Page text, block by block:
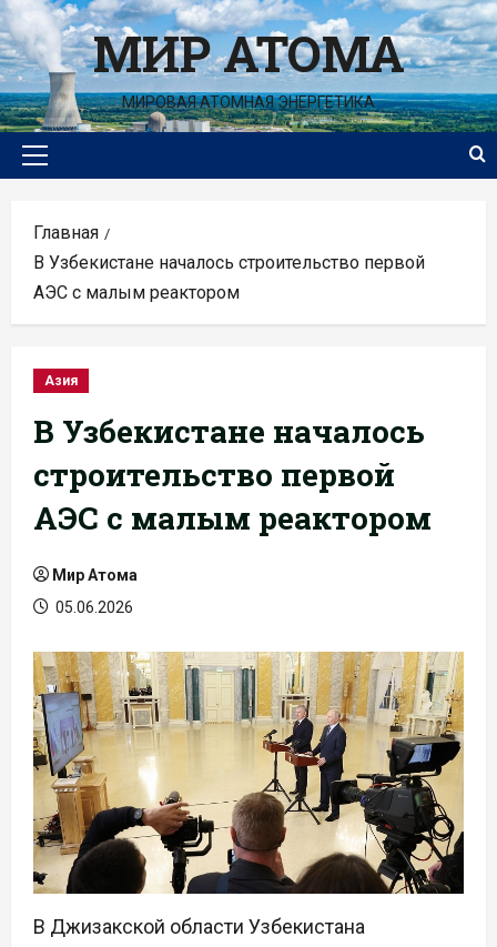
Перейти
к
содержимомуМИР АТОМА
МИРОВАЯ АТОМНАЯ ЭНЕРГЕТИКА
Основное
Главная
В Узбекистане началось строительство первой
АЭС с малым реактором
Азия
В Узбекистане началось
строительство первой
АЭС с малым реактором
Мир Атома
05.06.2026
В Джизакской области Узбекистана